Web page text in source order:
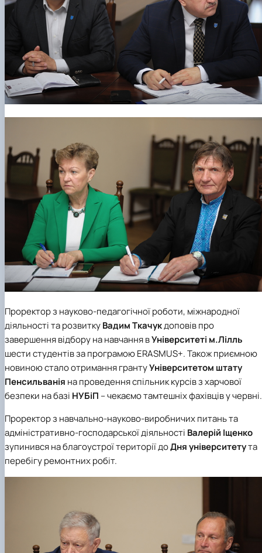
Проректор з науково-педагогічної роботи, міжнародної
діяльності та розвиткуВадим Ткачукдоповів про
завершення відбору на навчання вУніверситеті м.Лілль
шести студентів за програмою ERASMUS+. Також приємною
новиною стало отримання грантуУніверситетом штату
Пенсильванія на проведення спільник курсів з харчової
безпеки на базі НУБіП – чекаємо тамтешніх фахівців у червні.
Проректор з навчально-науково-виробничих питань та
адміністративно-господарської діяльності Валерій Іщенко
зупинився на благоустрої території доДня університетута
перебігу ремонтних робіт.